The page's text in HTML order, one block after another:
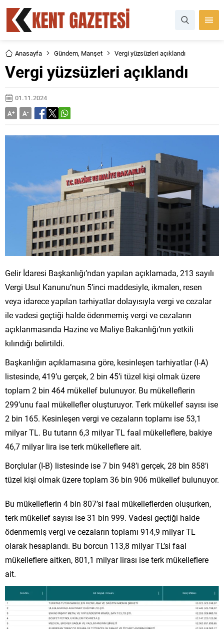
Anasayfa Gündem, Manşet Vergi yüzsüzleri açıklandı
Vergi yüzsüzleri açıklandı
01.11.2024
A+ A-
Gelir İdaresi Başkanlığı’ndan yapılan açıklamada, 213 sayılı
Vergi Usul Kanunu’nun 5’inci maddesiyle, ikmalen, resen
veya idarece yapılan tarhiyatlar dolayısıyla vergi ve cezalar
ile vadesi geçtiği halde ödenmemiş vergi ve cezaların
açıklanmasında Hazine ve Maliye Bakanlığı’nın yetkili
kılındığı belirtildi.
Başkanlığın açıklamasına göre, kesinleşen tarhiyatlar (I-A)
listesinde, 419’u gerçek, 2 bin 45’i tüzel kişi olmak üzere
toplam 2 bin 464 mükellef bulunuyor. Bu mükelleflerin
299’unu faal mükellefler oluşturuyor. Terk mükellef sayısı ise
2 bin 165. Kesinleşen vergi ve cezaların toplamı ise 53,1
milyar TL. Bu tutarın 6,3 milyar TL faal mükelleflere, bakiye
46,7 milyar lira ise terk mükelleflere ait.
Borçlular (I-B) listesinde ise 7 bin 948’i gerçek, 28 bin 858’i
tüzel kişi olmak üzere toplam 36 bin 906 mükellef bulunuyor.
Bu mükelleflerin 4 bin 807’si faal mükelleflerden oluşurken,
terk mükellef sayısı ise 31 bin 999. Vadesi geçtiği halde
ödenmemiş vergi ve cezaların toplamı 914,9 milyar TL
olarak hesaplandı. Bu borcun 113,8 milyar TL’si faal
mükelleflere aitken, 801,1 milyar lirası ise terk mükelleflere
ait.